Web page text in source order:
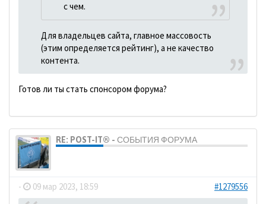
с чем.
Для владельцев сайта, главное массовость
(этим определяется рейтинг), а не качество
контента.
Готов ли ты стать спонсором форума?
RE: POST-IT® - СОБЫТИЯ ФОРУМА
- 09 мар 2023, 18:59 #1279556